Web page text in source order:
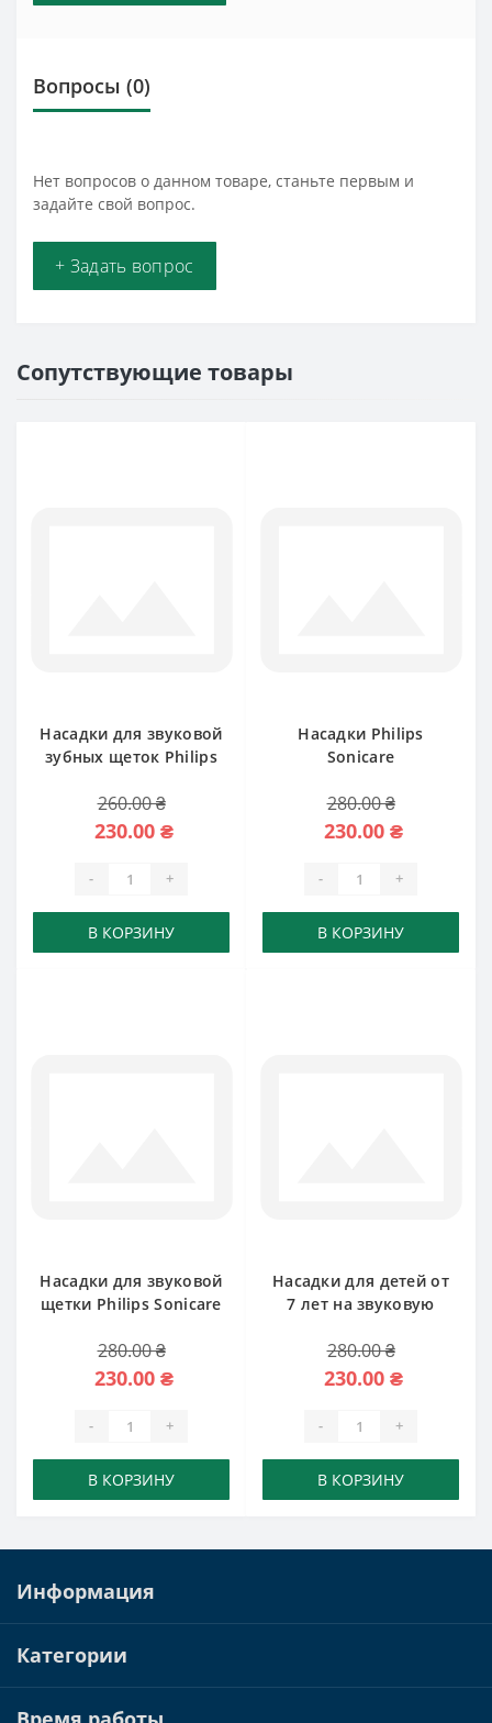
Вопросы (0)
Нет вопросов о данном товаре, станьте первым и
задайте свой вопрос.
+ Задать вопрос
Сопутствующие товары
Насадки для звуковой
зубных щеток Philips
260.00 ₴
230.00 ₴
- +
В КОРЗИНУ
Насадки Philips
Sonicare
280.00 ₴
230.00 ₴
- +
В КОРЗИНУ
Насадки для звуковой
щетки Philips Sonicare
control HX9024
280.00 ₴
230.00 ₴
- +
В КОРЗИНУ
Насадки для детей от
7 лет на звуковую
Kids
280.00 ₴
230.00 ₴
- +
В КОРЗИНУ
Информация
Категории